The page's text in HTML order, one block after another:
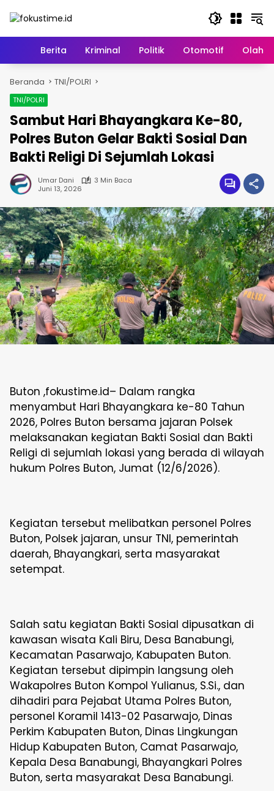
HomeBerita Kriminal Politik Otomotif
Beranda TNI/POLRI
TNI/POLRI
Sambut Hari Bhayangkara Ke-80,
Polres Buton Gelar Bakti Sosial Dan
Bakti Religi Di Sejumlah Lokasi
Umar Dani
3 Min Baca
Juni 13, 2026
Buton ,fokustime.id– Dalam rangka
menyambut Hari Bhayangkara ke-80 Tahun
2026, Polres Buton bersama jajaran Polsek
melaksanakan kegiatan Bakti Sosial dan Bakti
Religi di sejumlah lokasi yang berada di wilayah
hukum Polres Buton, Jumat (12/6/2026).
Kegiatan tersebut melibatkan personel Polres
Buton, Polsek jajaran, unsur TNI, pemerintah
daerah, Bhayangkari, serta masyarakat
setempat.
Salah satu kegiatan Bakti Sosial dipusatkan di
kawasan wisata Kali Biru, Desa Banabungi,
Kecamatan Pasarwajo, Kabupaten Buton.
Kegiatan tersebut dipimpin langsung oleh
Wakapolres Buton Kompol Yulianus, S.Si., dan
dihadiri para Pejabat Utama Polres Buton,
personel Koramil 1413-02 Pasarwajo, Dinas
Perkim Kabupaten Buton, Dinas Lingkungan
Hidup Kabupaten Buton, Camat Pasarwajo,
Kepala Desa Banabungi, Bhayangkari Polres
Buton, serta masyarakat Desa Banabungi.